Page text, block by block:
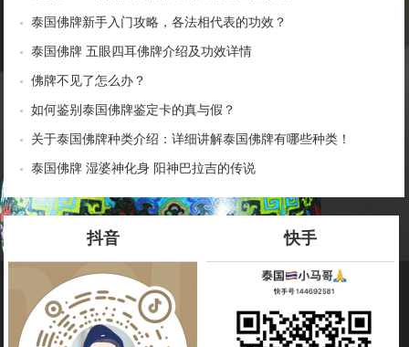
泰国佛牌新手入门攻略，各法相代表的功效？
泰国佛牌 五眼四耳佛牌介绍及功效详情
佛牌不见了怎么办？
如何鉴别泰国佛牌鉴定卡的真与假？
关于泰国佛牌种类介绍：详细讲解泰国佛牌有哪些种类！
泰国佛牌 湿婆神化身 阳神巴拉吉的传说
抖音 快手